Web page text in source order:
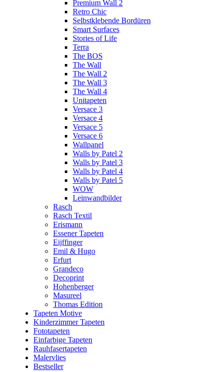
Premium Wall 2
Retro Chic
Selbstklebende Bordüren
Smart Surfaces
Stories of Life
Terra
The BOS
The Wall
The Wall 2
The Wall 3
The Wall 4
Unitapeten
Versace 3
Versace 4
Versace 5
Versace 6
Wallpanel
Walls by Patel 2
Walls by Patel 3
Walls by Patel 4
Walls by Patel 5
WOW
Leinwandbilder
Rasch
Rasch Textil
Erismann
Essener Tapeten
Eijffinger
Emil & Hugo
Erfurt
Grandeco
Decoprint
Hohenberger
Masureel
Thomas Edition
Tapeten Motive
Kinderzimmer Tapeten
Fototapeten
Einfarbige Tapeten
Rauhfasertapeten
Malervlies
Bestseller